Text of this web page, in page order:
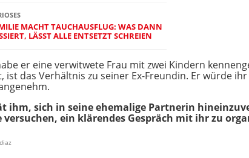
MACHT TAUCHAUSFLUG: WAS DANN
LÄSST ALLE ENTSETZT SCHREIEN
er eine verwitwete Frau mit zwei Kindern
ist das Verhältnis zu seiner Ex-Freundin. Er würde
ihm, sich in seine ehemalige Partnerin
versuchen, ein klärendes Gespräch mit ihr zu